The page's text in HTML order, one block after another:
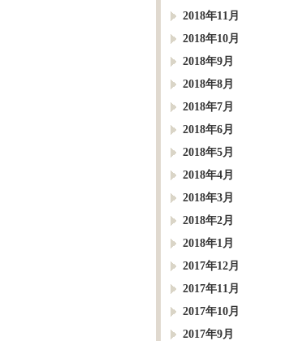
2018年11月
2018年10月
2018年9月
2018年8月
2018年7月
2018年6月
2018年5月
2018年4月
2018年3月
2018年2月
2018年1月
2017年12月
2017年11月
2017年10月
2017年9月